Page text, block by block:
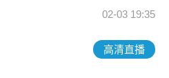
02-03 19:35
高清直播